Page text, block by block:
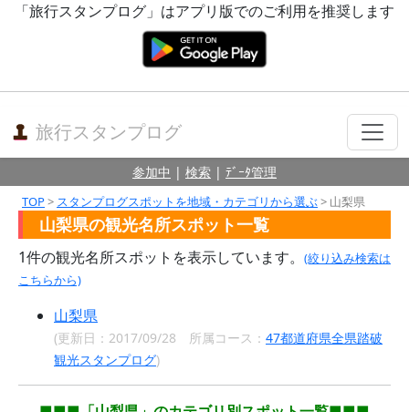
「旅行スタンプログ」はアプリ版でのご利用を推奨します
旅行スタンプログ
参加中 | 検索 | ﾃﾞｰﾀ管理
TOP> スタンプログスポットを地域・カテゴリから選ぶ> 山梨県
山梨県の観光名所スポット一覧
1件の観光名所スポットを表示しています。
(絞り込み検索は
こちらから)
山梨県
(更新日：2017/09/28 所属コース： 47都道府県全県踏破
観光スタンプログ)